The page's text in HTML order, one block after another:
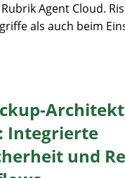
Agent Cloud.
als auch beim
Integrierte
und